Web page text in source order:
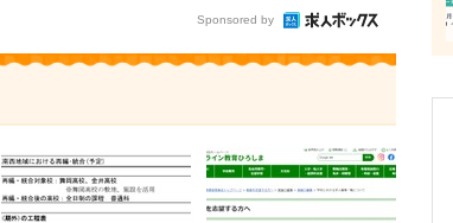
Sponsored by